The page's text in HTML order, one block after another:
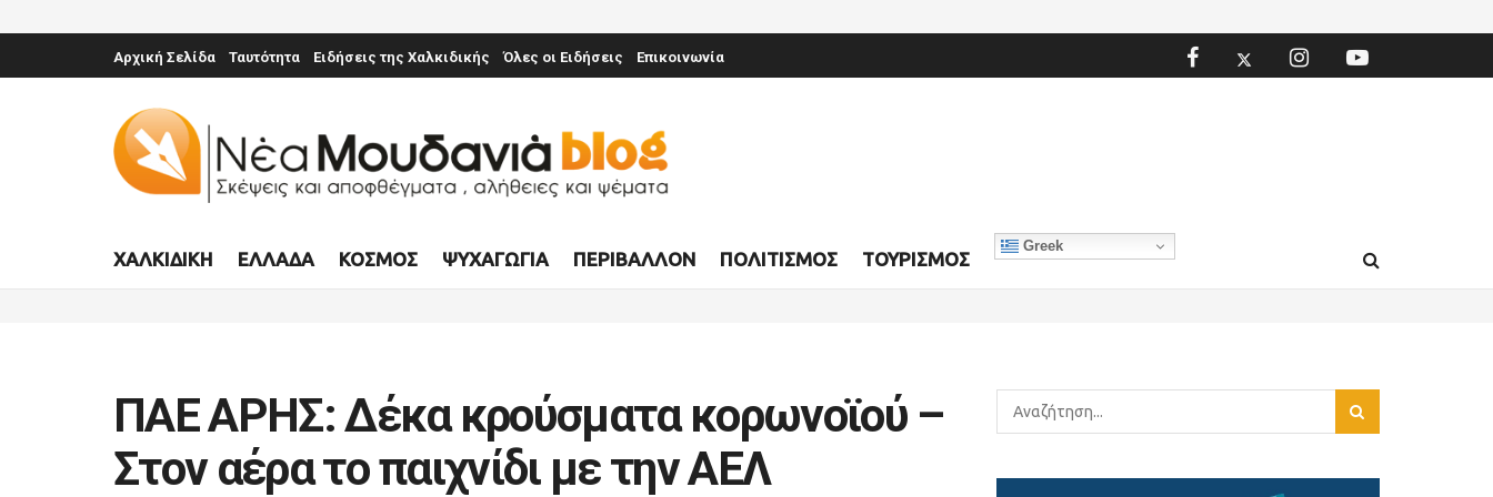
Αρχική Σελίδα Ταυτότητα Ειδήσεις της Χαλκιδικής Όλες οι Ειδήσεις Επικοινωνία
ΧΑΛΚΙΔΙΚΉ ΕΛΛΆΔΑ ΚΌΣΜΟΣ ΨΥΧΑΓΩΓΊΑ ΠΕΡΙΒΆΛΛΟΝ ΠΟΛΙΤΙΣΜΌΣ ΤΟΥΡΙΣΜΌΣ
Greek
ΠΑΕ ΑΡΗΣ: Δέκα κρούσματα κορωνοϊού –
Στον αέρα το παιχνίδι με την ΑΕΛ